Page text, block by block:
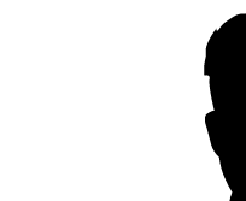
Čekam tvoj
064/677-677
tel:0,93€ -